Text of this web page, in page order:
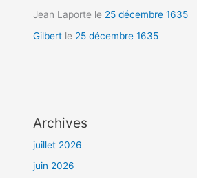
Jean Laporte le 25 décembre 1635
Gilbert le 25 décembre 1635
Archives
juillet 2026
juin 2026